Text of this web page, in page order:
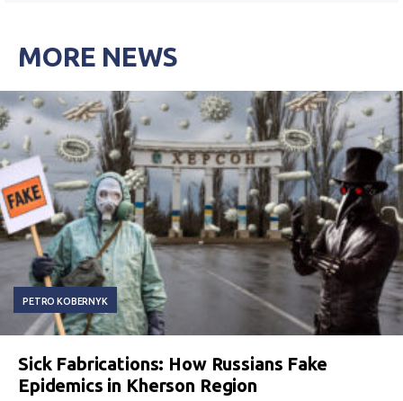
MORE NEWS
PETRO KOBERNYK
Sick Fabrications: How Russians Fake
Epidemics in Kherson Region